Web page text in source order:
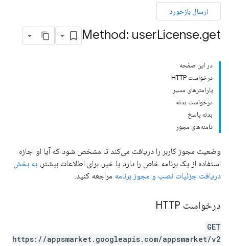
ارسال بازخورد
Method: userLicense.get
در این صفحه
درخواست HTTP
پارامترهای مسیر
درخواست بدنه
بدنه پاسخ
دامنه‌های مجوز
وضعیت مجوز کاربر را دریافت می‌کند تا مشخص شود که آیا او اجازه
استفاده از یک برنامه خاص را دارد یا خیر. برای اطلاعات بیشتر، به بخش
دریافت جزئیات نصب و مجوز برنامه مراجعه کنید.
درخواست HTTP
GET
https://appsmarket.googleapis.com/appsmarket/v2